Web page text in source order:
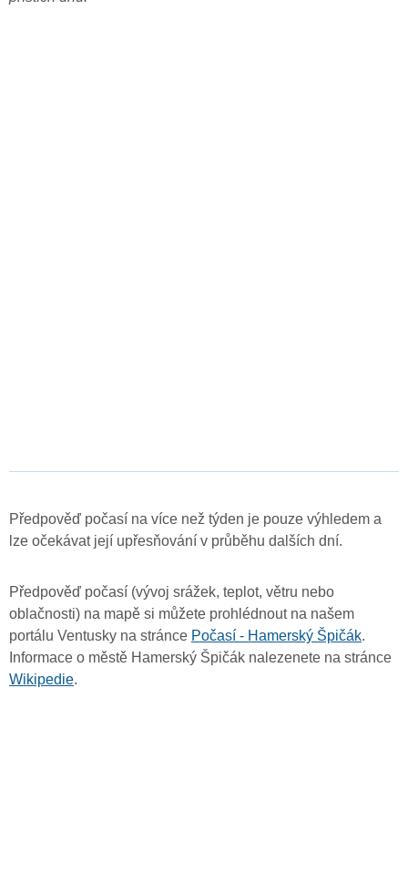
Předpověď počasí na více než týden je pouze výhledem a
lze očekávat její upřesňování v průběhu dalších dní.
Předpověď počasí (vývoj srážek, teplot, větru nebo
oblačnosti) na mapě si můžete prohlédnout na našem
portálu Ventusky na stránce Počasí - Hamerský Špičák.
Informace o městě Hamerský Špičák nalezenete na stránce
Wikipedie.